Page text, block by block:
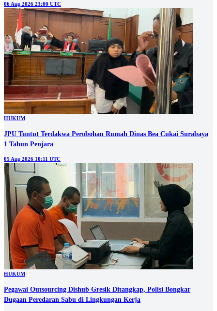
06 Aug 2026 23:00 UTC
HUKUM
JPU Tuntut Terdakwa Perobohan Rumah Dinas Bea Cukai Surabaya
1 Tahun Penjara
05 Aug 2026 10:11 UTC
HUKUM
Pegawai Outsourcing Dishub Gresik Ditangkap, Polisi Bongkar
Dugaan Peredaran Sabu di Lingkungan Kerja